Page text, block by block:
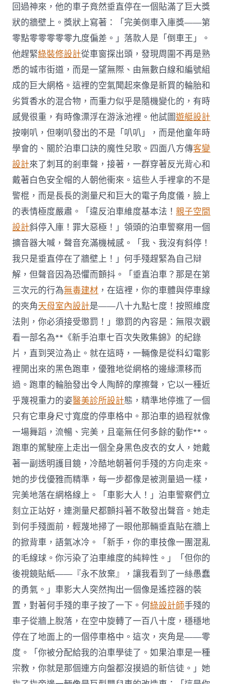
回過神來，他的車子竟然垂直停在一個貼滿了巨大獎
狀的牆壁上。獎狀上寫著：「完美倒車入庫獎——第
零點零零零零零九度偏差。」落款人是「倒車王」。
他趕緊綠裝修設計從車窗探出頭，發現周圍不再是熟
悉的城市街道，而是一望無際、由無數白線和編號組
成的巨大網格。這裡的空氣聞起來像是新買的輪胎和
劣質香水的混合物，而重力似乎是隨機變化的，有時
感覺很重，有時像漂浮在游泳池裡。他試圖遊艇設計
按喇叭，但喇叭發出的不是「叭叭」，而是他童年時
學會的、關於泊車口訣的魔性兒歌。四面八方傳客變
設計來了刺耳的剎車聲，接著，一群穿著反光背心和
戴著白色安全帽的人朝他衝來。這些人手裡拿的不是
警棍，而是長長的測量尺和巨大的電子角度儀，臉上
的表情極度嚴肅。「違反泊車維度基本法！親子空間
設計斜停入庫！罪大惡極！」領頭的泊車警察用一個
擴音器大喊，聲音充滿機械感。「我、我沒有斜停！
我只是垂直停在了牆壁上！」何手殘趕緊為自己辯
解，但聲音因為恐懼而顫抖。「垂直泊車？那是在第
三次元的行為無毒建材 ，在這裡，你的車體與停車線
的夾角天母室內設計是——八十九點七度！按照維度
法則，你必須接受懲罰！」懲罰的內容是：無限次觀
看一部名為**《新手泊車七百次失敗集錦》的紀錄
片，直到哭泣為止。就在這時，一輛像是從科幻電影
裡開出來的黑色跑車，優雅地從網格的邊緣漂移而
過。跑車的輪胎發出令人陶醉的摩擦聲，它以一種近
乎蔑視重力的姿醫美診所設計態，精準地停進了一個
只有它車身尺寸寬度的停車格中。那泊車的過程就像
一場舞蹈，流暢、完美，且毫無任何多餘的動作**。
跑車的駕駛座上走出一個全身黑色皮衣的女人，她戴
著一副透明護目鏡，冷酷地朝著何手殘的方向走來。
她的步伐優雅而精準，每一步都像是被測量過一樣，
完美地落在網格線上。「車影大人！」泊車警察們立
刻立正站好，連測量尺都顫抖著不敢發出聲音。她走
到何手殘面前，輕蔑地掃了一眼他那輛垂直貼在牆上
的掀背車，語氣冰冷。「新手，你的車技像一團混亂
的毛線球。你污染了泊車維度的純粹性。」「但你的
後視鏡貼紙——『永不放棄』，讓我看到了一絲愚蠢
的勇氣。」車影大人突然掏出一個像是遙控器的裝
置，對著何手殘的車子按了一下。何綠設計師手殘的
車子從牆上脫落，在空中旋轉了一百八十度，穩穩地
停在了地面上的一個停車格中。這次，夾角是——零
度。「你被分配給我的泊車學徒了。如果泊車是一種
宗教，你就是那個連方向盤都沒摸過的新信徒。」她